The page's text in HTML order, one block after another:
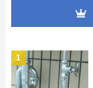
1